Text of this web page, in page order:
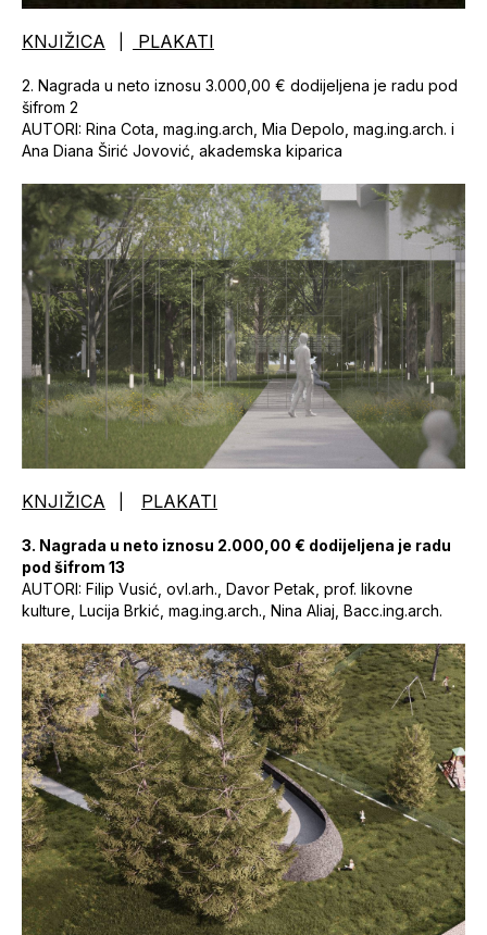
KNJIŽICA PLAKATI
2. Nagrada u neto iznosu 3.000,00 € dodijeljena je radu pod
šifrom 2
AUTORI: Rina Cota, mag.ing.arch, Mia Depolo, mag.ing.arch. i
Ana Diana Širić Jovović, akademska kiparica
KNJIŽICA PLAKATI
3. Nagrada u neto iznosu 2.000,00 € dodijeljena je radu
pod šifrom 13
AUTORI: Filip Vusić, ovl.arh., Davor Petak, prof. likovne
kulture, Lucija Brkić, mag.ing.arch., Nina Aliaj, Bacc.ing.arch.